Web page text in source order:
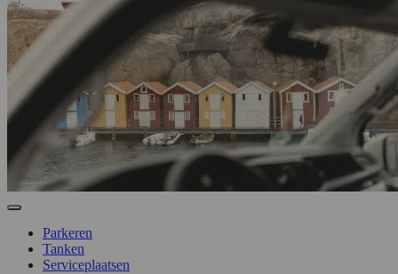
Parkeren
Tanken
Serviceplaatsen